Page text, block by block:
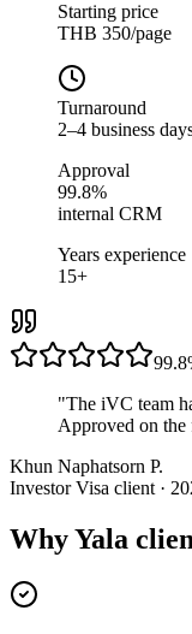
Starting price
THB 350/page
Turnaround
2–4 business
Approval
99.8%
internal CRM
Years experience
15+
"The iVC team
Approved on the
Khun Naphatsorn P.
Investor Visa client ·
Why Yala